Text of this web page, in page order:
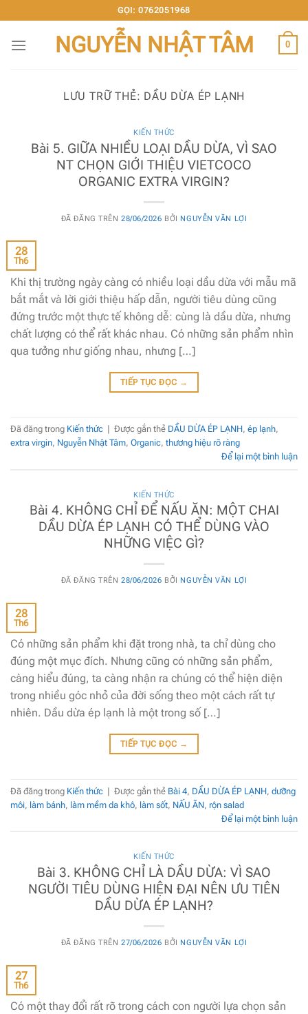
đến
nội
GỌI: 0762051968
NGUYỄN NHẬT TÂM 0
LƯU TRỮ THẺ: DẦU DỪA ÉP LẠNH
KIẾN THỨC
Bài 5. GIỮA NHIỀU LOẠI DẦU DỪA, VÌ SAO
NT CHỌN GIỚI THIỆU VIETCOCO
ORGANIC EXTRA VIRGIN?
ĐÃ ĐĂNG TRÊN 28/06/2026 BỞI NGUYỄN VĂN LỢI
28
Th6
Khi thị trường ngày càng có nhiều loại dầu dừa với mẫu mã
bắt mắt và lời giới thiệu hấp dẫn, người tiêu dùng cũng
đứng trước một thực tế không dễ: cùng là dầu dừa, nhưng
chất lượng có thể rất khác nhau. Có những sản phẩm nhìn
qua tưởng như giống nhau, nhưng […]
TIẾP TỤC ĐỌC →
Đã đăng trong Kiến thức Được gắn thẻ DẦU DỪA ÉP LẠNH, ép lạnh,
extra virgin, Nguyễn Nhật Tâm, Organic, thương hiệu rõ ràng
Để lại một bình luận
KIẾN THỨC
Bài 4. KHÔNG CHỈ ĐỂ NẤU ĂN: MỘT CHAI
DẦU DỪA ÉP LẠNH CÓ THỂ DÙNG VÀO
NHỮNG VIỆC GÌ?
ĐÃ ĐĂNG TRÊN 28/06/2026 BỞI NGUYỄN VĂN LỢI
28
Th6
Có những sản phẩm khi đặt trong nhà, ta chỉ dùng cho
đúng một mục đích. Nhưng cũng có những sản phẩm,
càng hiểu đúng, ta càng nhận ra chúng có thể hiện diện
trong nhiều góc nhỏ của đời sống theo một cách rất tự
nhiên. Dầu dừa ép lạnh là một trong số […]
TIẾP TỤC ĐỌC →
Đã đăng trong Kiến thức | Được gắn thẻ Bài 4, DẦU DỪA ÉP LẠNH, dưỡng
môi, làm bánh, làm mềm da khô, làm sốt, NẤU ĂN, rộn salad
Để lại một bình luận
KIẾN THỨC
Bài 3. KHÔNG CHỈ LÀ DẦU DỪA: VÌ SAO
NGƯỜI TIÊU DÙNG HIỆN ĐẠI NÊN ƯU TIÊN
DẦU DỪA ÉP LẠNH?
ĐÃ ĐĂNG TRÊN 27/06/2026 BỞI NGUYỄN VĂN LỢI
27
Th6
Có một thay đổi rất rõ trong cách con người lựa chọn sản